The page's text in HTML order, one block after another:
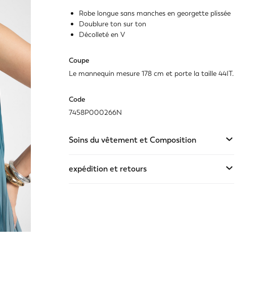
Montrer les articles similaires
Robe longue sans manches en georgette plissée
Doublure ton sur ton
Décolleté en V
Coupe
Le mannequin mesure 178 cm et porte la taille 44IT.
Code
7458P000266N
Soins du vêtement et Composition
expédition et retours